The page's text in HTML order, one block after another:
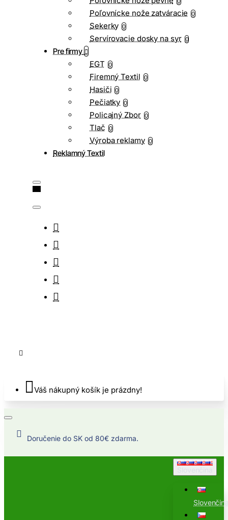
Poľovnícke nože zatváracie 0
Sekerky 0
Servírovacie dosky na syr 0
Pre firmy
EGT 0
Firemný Textil 0
Hasiči 0
Pečiatky 0
Policajný Zbor 0
Tlač 0
Výroba reklamy 0
Reklamný Textil
Váš nákupný košík je prázdny!
Doručenie do SK od 80€ zdarma.